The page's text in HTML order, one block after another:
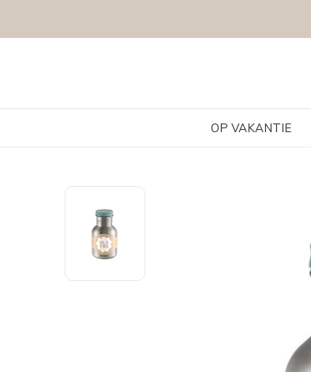
OP VAKANTIE